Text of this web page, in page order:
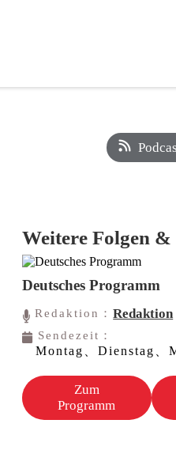
Weitere Folgen &
Deutsches Programm
Redaktion：Redaktion
Sendezeit：
Montag、Dienstag、
Zum
Programm